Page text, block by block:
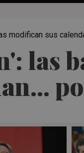
las
modifican sus